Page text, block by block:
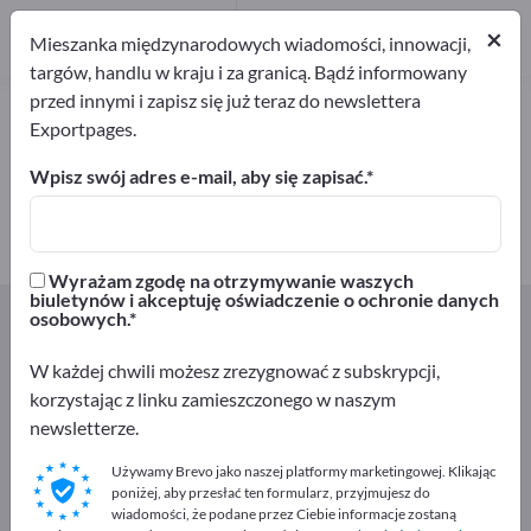
Owoce suszone – znajdź
producentów i dostawców
2
2
Exportpages
Produkty spożywcze i napoje
Reklamuj się bezpłatnie w serwisie
Exportpages!
Szukaj – Oferty – Towary używane – Kontakty biznesowe
>> zacznij tutaj
×
Mieszanka międzynarodowych wiadomości, innowacji,
targów, handlu w kraju i za granicą. Bądź informowany
przed innymi i zapisz się już teraz do newslettera
Exportpages.
Wpisz swój adres e-mail, aby się zapisać.
Wyrażam zgodę na otrzymywanie waszych
biuletynów i akceptuję oświadczenie o ochronie danych
osobowych.
W każdej chwili możesz zrezygnować z subskrypcji,
korzystając z linku zamieszczonego w naszym
newsletterze.
Używamy Brevo jako naszej platformy marketingowej. Klikając
poniżej, aby przesłać ten formularz, przyjmujesz do
wiadomości, że podane przez Ciebie informacje zostaną